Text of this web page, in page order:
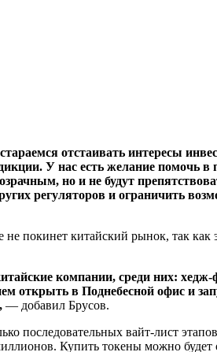
отстаивать интересы
У нас есть желание помочь
но и не будут
регуляторов и ограничить
не покинет китайский рынок, так
компании, среди них:
в Поднебесной офис и
— добавил Брусов.
последовательных вайт-лист
Купить токены можно будет